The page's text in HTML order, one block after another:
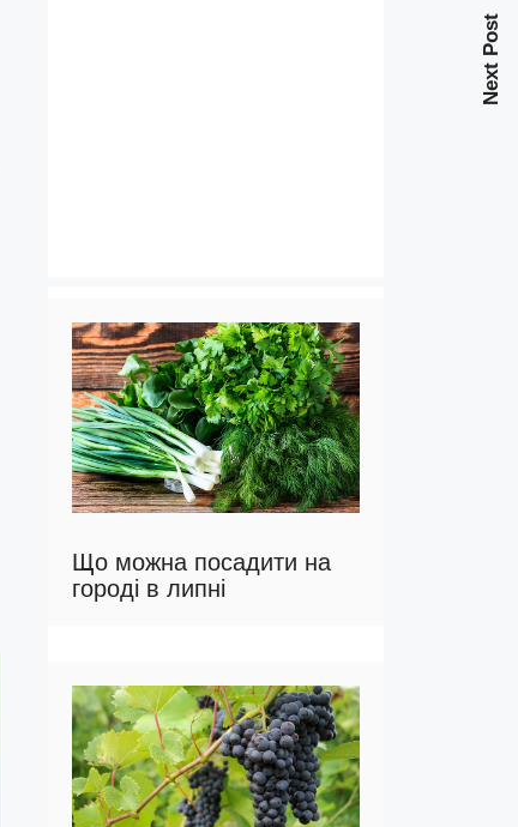
Next Post
Що можна посадити на
городі в липні